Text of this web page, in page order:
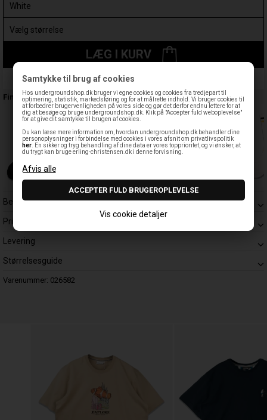
Samtykke til brug af cookies
Hos undergroundshop.dk bruger vi egne cookies og cookies fra tredjepart til
optimering, statistik, markedsføring og for at målrette indhold. Vi bruger cookies til
at forbedrer brugervenligheden på vores side og gør det derfor endnu lettere for at
dig at besøge og bruge undergroundshop.dk. Klik på "Accepter fuld weboplevelse"
for at give dit samtykke til brugen af cookies.
Du kan læse mere information om, hvordan undergroundshop.dk behandler dine
personoplysninger i forbindelse med cookies i vores afsnit om privatlivspolitik
her . En sikker og tryg behandling af dine data er vores topprioritet, og vi ønsker, at
du trygt kan bruge erling-christensen.dk i denne forvisning.
Vis cookie detaljer
LÆG I KURV
Leveringstid: 1-3 hverdage
Findes også:
Beskrivelse
Prisgaranti
Levering
Størrelsesguide
Varenummer: 026582